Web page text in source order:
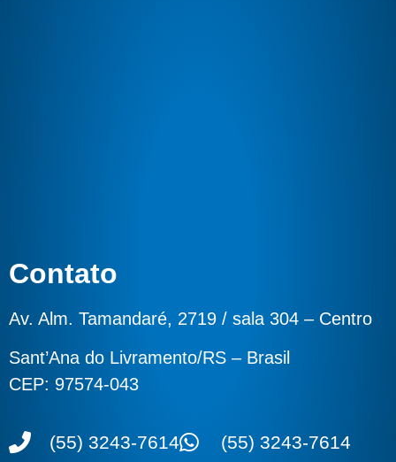
Contato
Av. Alm. Tamandaré, 2719 / sala 304 – Centro
Sant’Ana do Livramento/RS – Brasil
CEP: 97574-043
(55) 3243-7614 (55) 3243-7614